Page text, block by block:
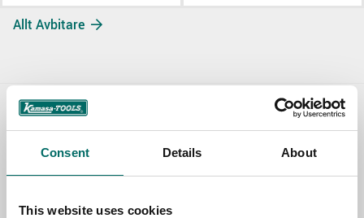
Consent Details About
This website uses cookies
Allt Avbitare